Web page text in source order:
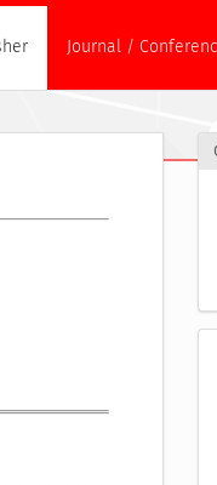
Journal /